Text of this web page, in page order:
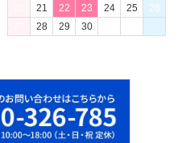
21 22 23 24 25
26
28 29 30